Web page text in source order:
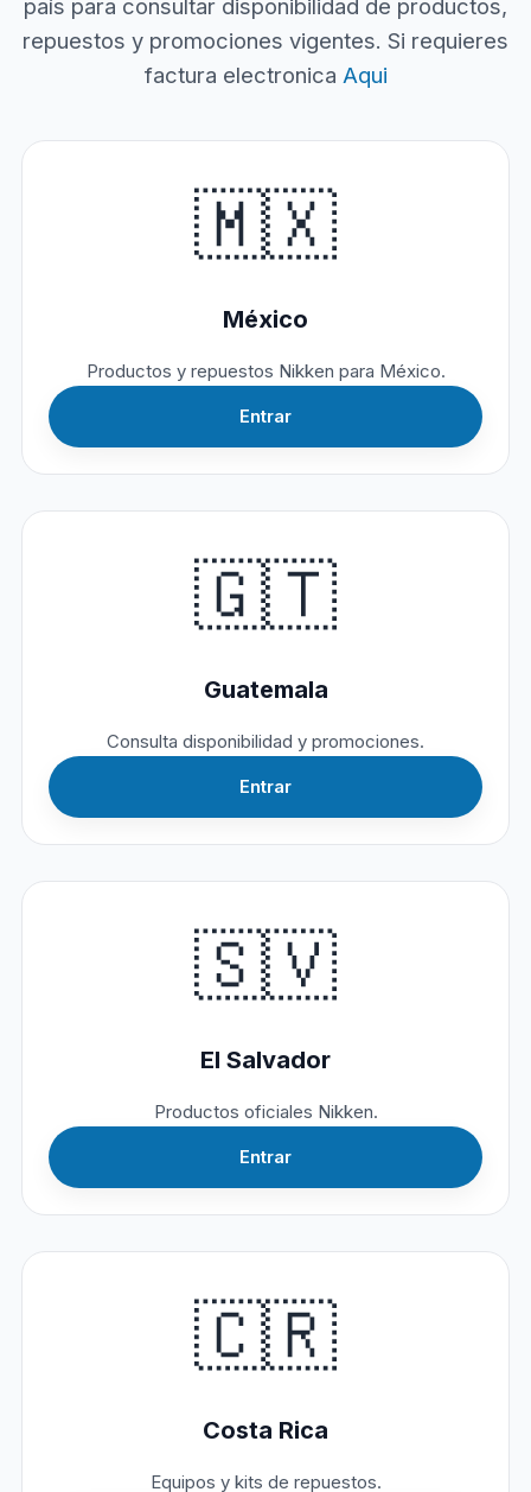
país para consultar disponibilidad de productos,
repuestos y promociones vigentes. Si requieres
factura electronica Aqui
🇲🇽
México
Productos y repuestos Nikken para México.
Entrar
🇬🇹
Guatemala
Consulta disponibilidad y promociones.
Entrar
🇸🇻
El Salvador
Productos oficiales Nikken.
Entrar
🇨🇷
Costa Rica
Equipos y kits de repuestos.